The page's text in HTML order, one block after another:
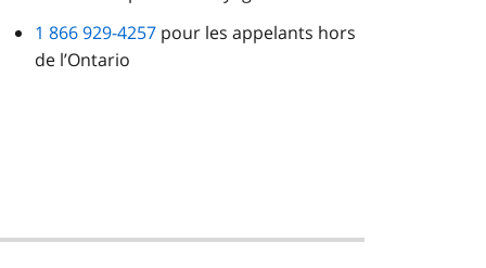
1 866 929-4257 pour les appelants hors
de l’Ontario